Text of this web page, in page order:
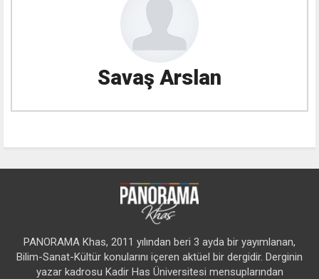
Savaş Arslan
PANORAMA Khas, 2011 yılından beri 3 ayda bir yayımlanan,
Bilim-Sanat-Kültür konularını içeren aktüel bir dergidir. Derginin
yazar kadrosu Kadir Has Üniversitesi mensuplarından